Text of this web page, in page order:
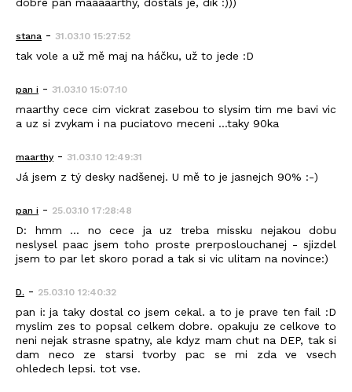
stana - 31.03.10 15:27:52
tak vole a už mě maj na háčku, už to jede :D
pan i - 31.03.10 15:07:10
maarthy cece cim vickrat zasebou to slysim tim me bavi vic
a uz si zvykam i na puciatovo meceni ...taky 90ka
maarthy - 31.03.10 12:49:31
Já jsem z tý desky nadšenej. U mě to je jasnejch 90% :-)
pan i - 25.03.10 17:28:48
D: hmm ... no cece ja uz treba missku nejakou dobu
neslysel paac jsem toho proste prerposlouchanej - sjizdel
jsem to par let skoro porad a tak si vic ulitam na novince:)
D. - 25.03.10 12:40:32
pan i: ja taky dostal co jsem cekal. a to je prave ten fail :D
myslim zes to popsal celkem dobre. opakuju ze celkove to
neni nejak strasne spatny, ale kdyz mam chut na DEP, tak si
dam neco ze starsi tvorby pac se mi zda ve vsech
ohledech lepsi. tot vse.